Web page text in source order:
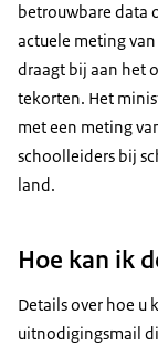
betrouwbare data
actuele meting
draagt bij aan het
tekorten. Het
met een meting
schoolleiders bij
land.
Hoe kan ik
Details over hoe u
uitnodigingsmail